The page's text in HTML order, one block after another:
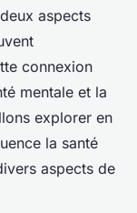
aspects
connexion
mentale et la
explorer en
la santé
aspects de